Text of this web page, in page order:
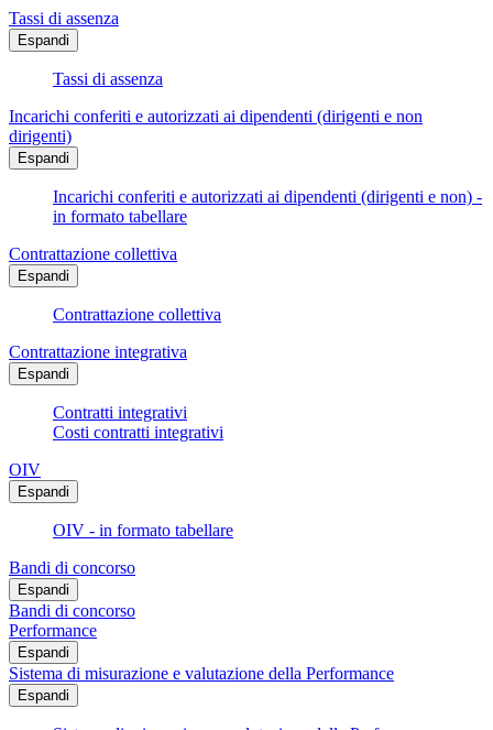
Tassi di assenza
Espandi
Tassi di assenza
Incarichi conferiti e autorizzati ai dipendenti (dirigenti e non
dirigenti)
Espandi
Incarichi conferiti e autorizzati ai dipendenti (dirigenti e non) -
in formato tabellare
Contrattazione collettiva
Espandi
Contrattazione collettiva
Contrattazione integrativa
Espandi
Contratti integrativi
Costi contratti integrativi
OIV
Espandi
OIV - in formato tabellare
Bandi di concorso
Espandi
Bandi di concorso
Performance
Espandi
Sistema di misurazione e valutazione della Performance
Espandi